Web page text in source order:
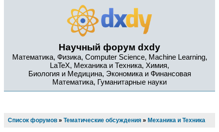
Научный форум dxdy
Математика, Физика, Computer Science, Machine Learning,
LaTeX, Механика и Техника, Химия,
Биология и Медицина, Экономика и Финансовая
Математика, Гуманитарные науки
Список форумов » Тематические обсуждения » Механика и Техника